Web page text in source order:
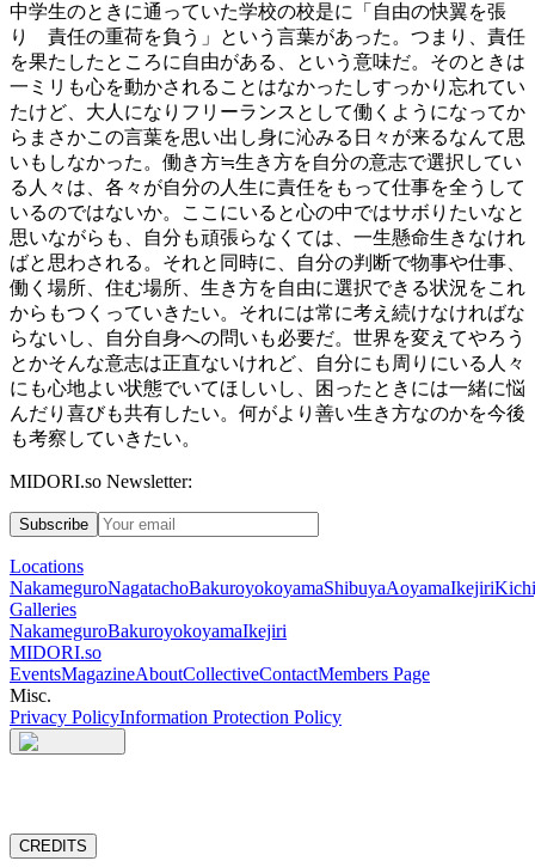
中学生のときに通っていた学校の校是に「自由の快翼を張
り 責任の重荷を負う」という言葉があった。つまり、責任
を果たしたところに自由がある、という意味だ。そのときは
一ミリも心を動かされることはなかったしすっかり忘れてい
たけど、大人になりフリーランスとして働くようになってか
らまさかこの言葉を思い出し身に沁みる日々が来るなんて思
いもしなかった。働き方≒生き方を自分の意志で選択してい
る人々は、各々が自分の人生に責任をもって仕事を全うして
いるのではないか。ここにいると心の中ではサボりたいなと
思いながらも、自分も頑張らなくては、一生懸命生きなけれ
ばと思わされる。それと同時に、自分の判断で物事や仕事、
働く場所、住む場所、生き方を自由に選択できる状況をこれ
からもつくっていきたい。それには常に考え続けなければな
らないし、自分自身への問いも必要だ。世界を変えてやろう
とかそんな意志は正直ないけれど、自分にも周りにいる人々
にも心地よい状態でいてほしいし、困ったときには一緒に悩
んだり喜びも共有したい。何がより善い生き方なのかを今後
も考察していきたい。
MIDORI.so Newsletter:
Subscribe
Locations
NakameguroNagatachoBakuroyokoyamaShibuyaAoyamaIkejiri
Galleries
NakameguroBakuroyokoyamaIkejiri
MIDORI.so
EventsMagazineAboutCollectiveContactMembers Page
Misc.
Privacy PolicyInformation Protection Policy
CREDITS